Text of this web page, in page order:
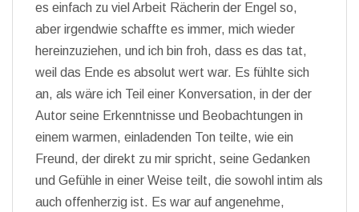
es einfach zu viel Arbeit Rächerin der Engel so,
aber irgendwie schaffte es immer, mich wieder
hereinzuziehen, und ich bin froh, dass es das tat,
weil das Ende es absolut wert war. Es fühlte sich
an, als wäre ich Teil einer Konversation, in der der
Autor seine Erkenntnisse und Beobachtungen in
einem warmen, einladenden Ton teilte, wie ein
Freund, der direkt zu mir spricht, seine Gedanken
und Gefühle in einer Weise teilt, die sowohl intim als
auch offenherzig ist. Es war auf angenehme,